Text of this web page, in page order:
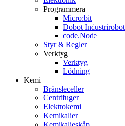
Programmera
Micro:bit
Dobot Industrirobot
code.Node
Styr & Regler
Verktyg
Verktyg
Lödning
Kemi
Bränsleceller
Centrifuger
Elektrokemi
Kemikalier
Kemikalieskåp